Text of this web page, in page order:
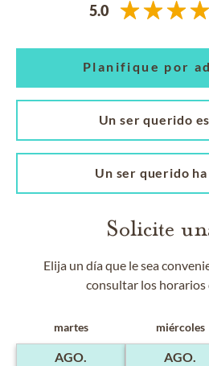
5.0
Planifique por
Un ser querido
Un ser querido
Solicite
Elija un día que le sea
consultar los horarios
martes
AGO.
miércoles
AGO.